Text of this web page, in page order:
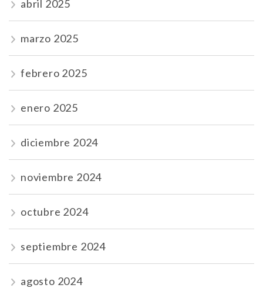
abril 2025
marzo 2025
febrero 2025
enero 2025
diciembre 2024
noviembre 2024
octubre 2024
septiembre 2024
agosto 2024